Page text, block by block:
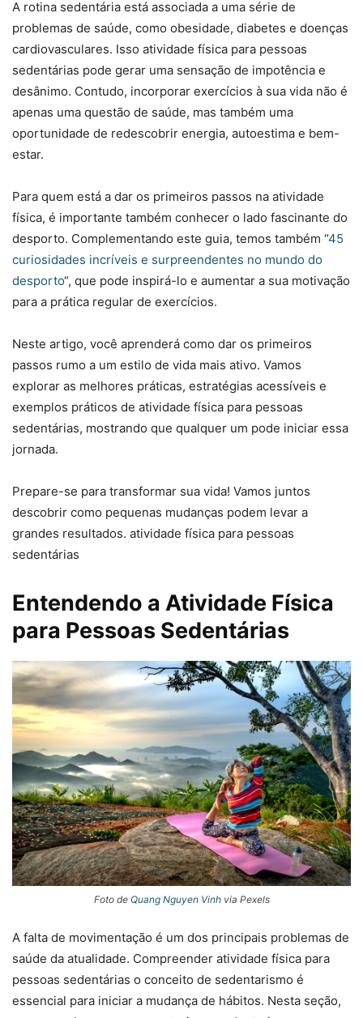
A rotina sedentária está associada a uma série de
problemas de saúde, como obesidade, diabetes e doenças
cardiovasculares. Isso atividade física para pessoas
sedentárias pode gerar uma sensação de impotência e
desânimo. Contudo, incorporar exercícios à sua vida não é
apenas uma questão de saúde, mas também uma
oportunidade de redescobrir energia, autoestima e bem-
estar.
Para quem está a dar os primeiros passos na atividade
física, é importante também conhecer o lado fascinante do
desporto. Complementando este guia, temos também “45
curiosidades incríveis e surpreendentes no mundo do
desporto“, que pode inspirá-lo e aumentar a sua motivação
para a prática regular de exercícios.
Neste artigo, você aprenderá como dar os primeiros
passos rumo a um estilo de vida mais ativo. Vamos
explorar as melhores práticas, estratégias acessíveis e
exemplos práticos de atividade física para pessoas
sedentárias, mostrando que qualquer um pode iniciar essa
jornada.
Prepare-se para transformar sua vida! Vamos juntos
descobrir como pequenas mudanças podem levar a
grandes resultados. atividade física para pessoas
sedentárias
Entendendo a Atividade Física
para Pessoas Sedentárias
Foto de Quang Nguyen Vinhvia Pexels
A falta de movimentação é um dos principais problemas de
saúde da atualidade. Compreender atividade física para
pessoas sedentárias o conceito de sedentarismo é
essencial para iniciar a mudança de hábitos. Nesta seção,